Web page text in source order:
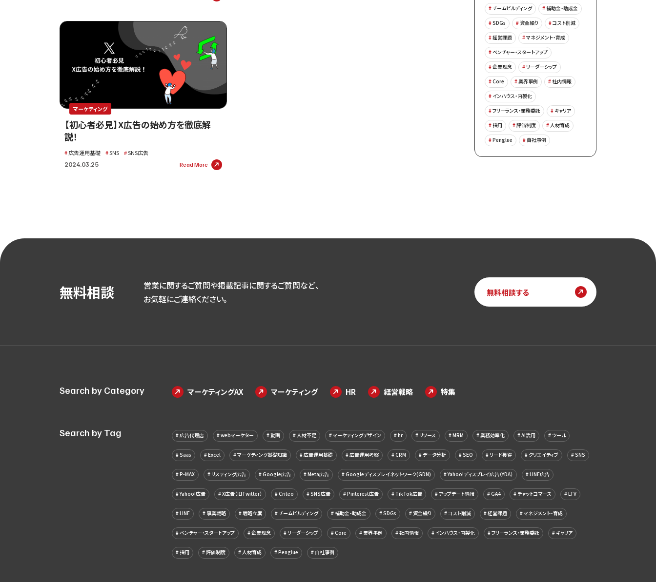
マーケティング
【初心者必見】X広告の始め方を徹底解
説！
広告運用基礎 SNS SNS広告
2024.03.25 Read More
チームビルディング
補助金・助成金
SDGs
資金繰り
コスト削減
経営課題
マネジメント・育成
ベンチャー・スタートアップ
企業理念
リーダーシップ
Core
業界事例
社内情報
インハウス・内製化
フリーランス・業務委託
キャリア
採用
評価制度
人材育成
Penglue
自社事例
無料相談
営業に関するご質問や掲載記事に関するご質問など、
お気軽にご連絡ください。
無料相談する
Search by Category マーケティングAX マーケティング HR 経営戦略 特集
Search by Tag 広告代理店 webマーケター 動画 人材不足 マーケティングデザイン hr リソース MRM 業務効率化 AI活用 ツール
Saas Excel マーケティング基礎知識 広告運用基礎 広告運用考察 CRM データ分析 SEO リード獲得 クリエイティブ SNS
P-MAX リスティング広告 Google広告 Meta広告 Googleディスプレイネットワーク(GDN) Yahoo!ディスプレイ広告（YDA） LINE広告
Yahoo!広告 X広告（旧Twitter） Criteo SNS広告 Pinterest広告 TikTok広告 アップデート情報 GA4 チャットコマース LTV
LINE 事業戦略 戦略立案 チームビルディング 補助金・助成金 SDGs 資金繰り コスト削減 経営課題 マネジメント・育成
ベンチャー・スタートアップ 企業理念 リーダーシップ Core 業界事例 社内情報 インハウス・内製化 フリーランス・業務委託 キャリア
採用 評価制度 人材育成 Penglue 自社事例